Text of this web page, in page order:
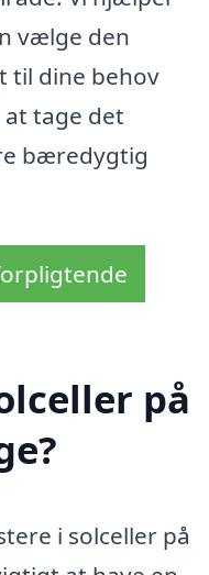
vælge den
til dine behov
at tage det
bæredygtig
på
i solceller på